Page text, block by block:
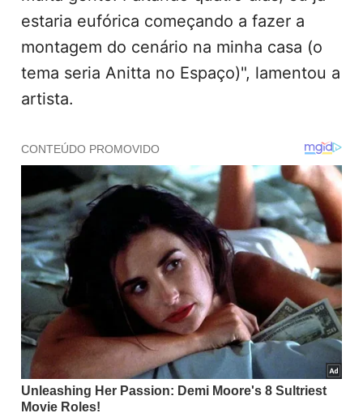
estaria eufórica começando a fazer a
montagem do cenário na minha casa (o
tema seria Anitta no Espaço)", lamentou a
artista.